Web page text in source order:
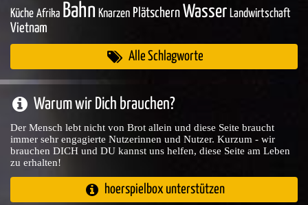
Küche Afrika Bahn Knarzen Plätschern Wasser Landwirtschaft
Vietnam
Alle Schlagworte
Warum wir Dich brauchen?
Der Mensch lebt nicht von Brot allein und diese Seite braucht
immer sehr engagierte Nutzerinnen und Nutzer. Kurzum - wir
brauchen DICH und DU kannst uns helfen, diese Seite am Leben
zu erhalten!
hoerspielbox unterstützen